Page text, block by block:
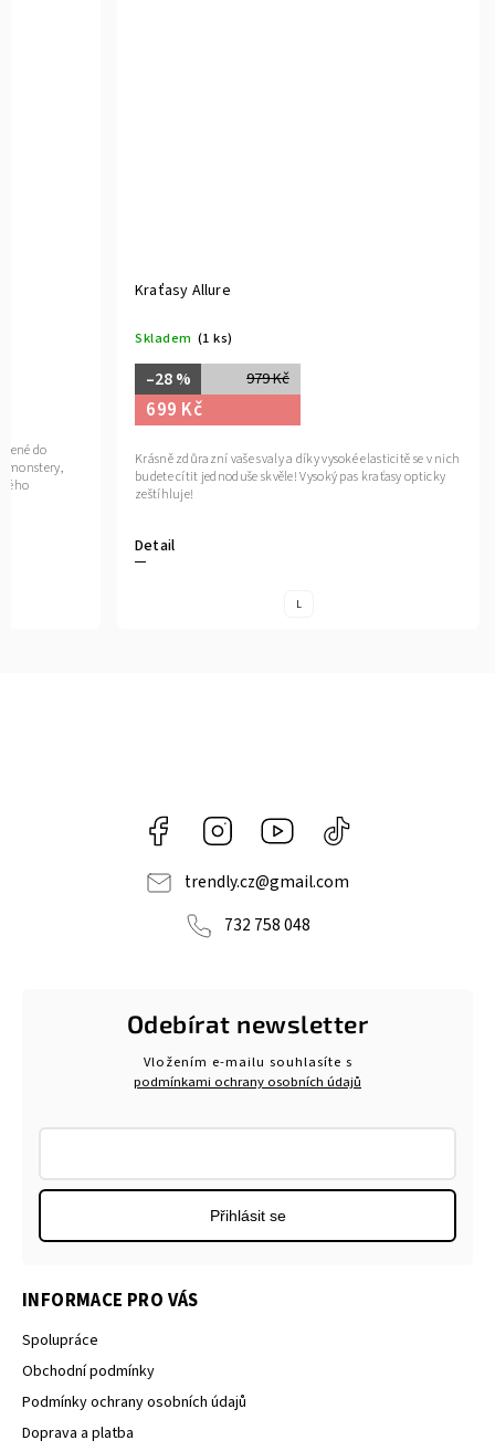
do
monstery,
Kraťasy Allure
Skladem (1 ks)
979 Kč
–28 %
699 Kč
Detail
Krásně zdůrazní vaše svaly a díky vysoké elasticitě se v nich
budete cítit jednoduše skvěle! Vysoký pas kraťasy opticky
zeštíhluje!
L
Facebook Instagram https://www.youtube.com/
navlnetrendu5284
trendly.cz@gmail.com
732 758 048
INFORMACE PRO VÁS
Spolupráce
Obchodní podmínky
Podmínky ochrany osobních údajů
Doprava a platba
Odebírat newsletter
Vložením e-mailu souhlasíte s
podmínkami ochrany osobních údajů
Přihlásit se